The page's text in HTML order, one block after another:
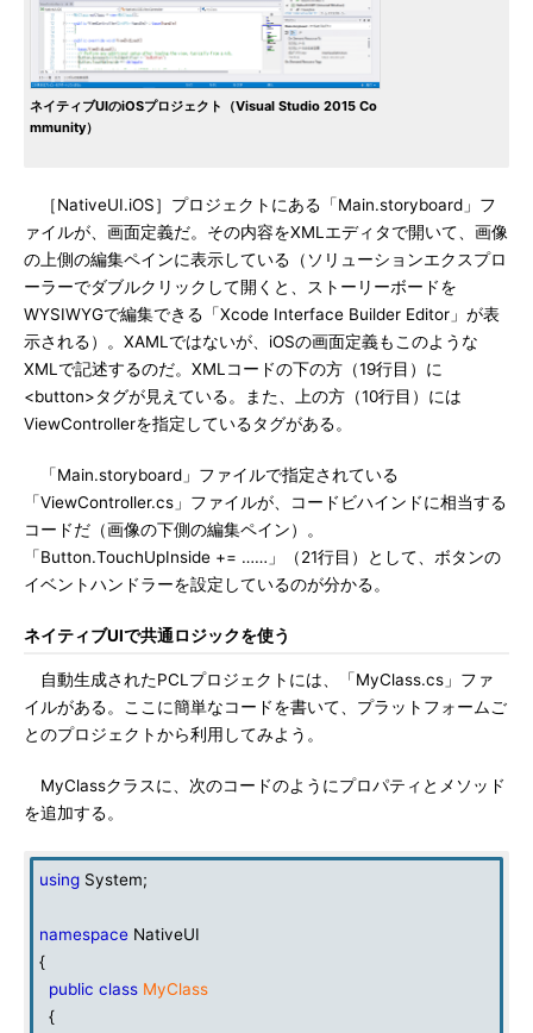
ネイティブUIのiOSプロジェクト（Visual Studio 2015 Co
mmunity）
［NativeUI.iOS］プロジェクトにある「Main.storyboard」フ
ァイルが、画面定義だ。その内容をXMLエディタで開いて、画像
の上側の編集ペインに表示している（ソリューションエクスプロ
ーラーでダブルクリックして開くと、ストーリーボードを
WYSIWYGで編集できる「Xcode Interface Builder Editor」が表
示される）。XAMLではないが、iOSの画面定義もこのような
XMLで記述するのだ。XMLコードの下の方（19行目）に
<button>タグが見えている。また、上の方（10行目）には
ViewControllerを指定しているタグがある。
「Main.storyboard」ファイルで指定されている
「ViewController.cs」ファイルが、コードビハインドに相当する
コードだ（画像の下側の編集ペイン）。
「Button.TouchUpInside += ……」（21行目）として、ボタンの
イベントハンドラーを設定しているのが分かる。
ネイティブUIで共通ロジックを使う
自動生成されたPCLプロジェクトには、「MyClass.cs」ファ
イルがある。ここに簡単なコードを書いて、プラットフォームご
とのプロジェクトから利用してみよう。
MyClassクラスに、次のコードのようにプロパティとメソッド
を追加する。
using System;
namespace NativeUI
{
public class MyClass
{